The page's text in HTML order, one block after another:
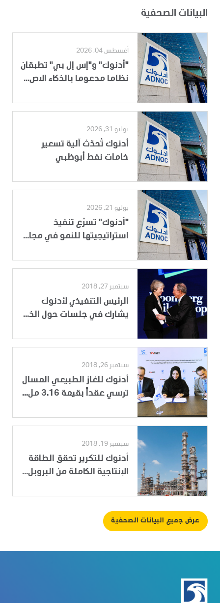
البيانات الصحفية
أغسطس 04, 2026
"أدنوك" و"إس إل بي" تطبقان
نظاماً مدعوماً بالذكاء الاص...
يوليو 31, 2026
أدنوك تُحدّث آلية تسعير
خامات نفط أبوظبي
يوليو 21, 2026
"أدنوك" تسرِّع تنفيذ
استراتيجيتها للنمو في مجا...
سبتمبر 27, 2018
الرئيس التنفيذي لأدنوك
يشارك في جلسات حول الذ...
سبتمبر 26, 2018
أدنوك للغاز الطبيعي المسال
ترسي عقداً بقيمة 3.16 مل...
سبتمبر 19, 2018
أدنوك للتكرير تحقق الطاقة
الإنتاجية الكاملة من البروبل...
عرض جميع البيانات الصحفية